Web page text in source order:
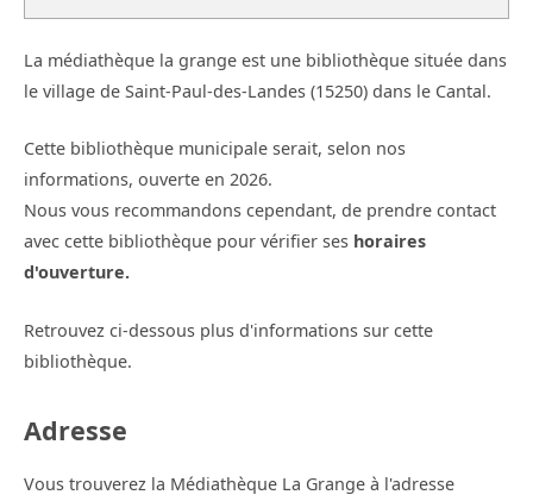
La médiathèque la grange est une bibliothèque située dans
le village de Saint-Paul-des-Landes (15250) dans le Cantal.
Cette bibliothèque municipale serait, selon nos
informations, ouverte en 2026.
Nous vous recommandons cependant, de prendre contact
avec cette bibliothèque pour vérifier ses horaires
d'ouverture.
Retrouvez ci-dessous plus d'informations sur cette
bibliothèque.
Adresse
Vous trouverez la Médiathèque La Grange à l'adresse